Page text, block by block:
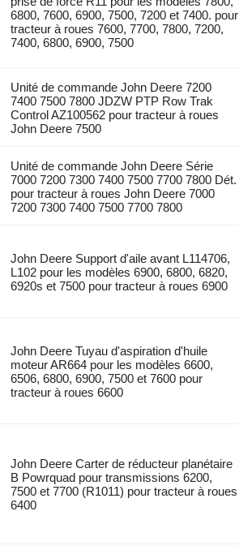
6800, 7600, 6900, 7500, 7200 et 7400. pour
tracteur à roues 7600, 7700, 7800, 7200,
7400, 6800, 6900, 7500
Unité de commande John Deere 7200
7400 7500 7800 JDZW PTP Row Trak
Control AZ100562 pour tracteur à roues
John Deere 7500
Unité de commande John Deere Série
7000 7200 7300 7400 7500 7700 7800 Dét.
pour tracteur à roues John Deere 7000
7200 7300 7400 7500 7700 7800
John Deere Support d'aile avant L114706,
L102 pour les modèles 6900, 6800, 6820,
6920s et 7500 pour tracteur à roues 6900
John Deere Tuyau d'aspiration d'huile
moteur AR664 pour les modèles 6600,
6506, 6800, 6900, 7500 et 7600 pour
tracteur à roues 6600
John Deere Carter de réducteur planétaire
B Powrquad pour transmissions 6200,
7500 et 7700 (R1011) pour tracteur à roues
6400